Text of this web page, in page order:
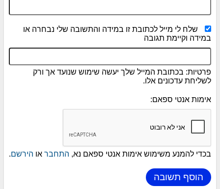
שלח לי מייל לכתובת זו במידה והתשובה שלי נבחרה או
במידה וקיימת תגובה
פרטיות: בכתובת המייל שלך יעשה שימוש שנועד אך ורק
לשליחת עדכונים אלו.
אימות אנטי ספאם:
בכדי להמנע משימוש אימות אנטי ספאם נא, התחבר או הירשם.